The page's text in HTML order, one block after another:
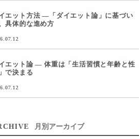
エット方法 ―「ダイエット論」に基づい
具体的な進め方
エット論 ― 体重は「生活習慣と年齢と性
で決まる
月別アーカイブ